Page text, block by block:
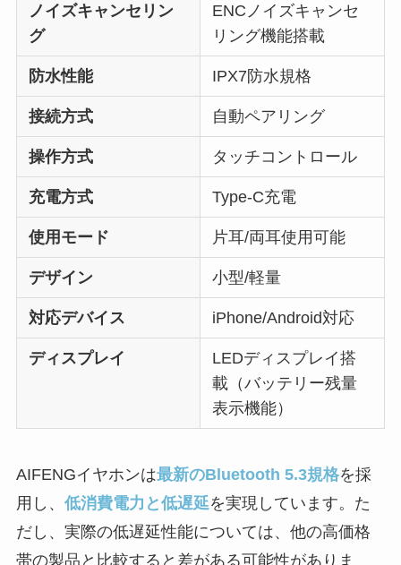
ノイズキャンセリン
グ
ENCノイズキャンセ
リング機能搭載
防水性能 IPX7防水規格
接続方式 自動ペアリング
操作方式 タッチコントロール
充電方式 Type-C充電
使用モード 片耳/両耳使用可能
デザイン 小型/軽量
対応デバイス iPhone/Android対応
ディスプレイ
LEDディスプレイ搭
載（バッテリー残量
表示機能）
AIFENGイヤホンは最新のBluetooth 5.3規格を採
用し、 低消費電力と低遅延を実現しています。た
だし、実際の低遅延性能については、他の高価格
帯の製品と比較すると差がある可能性がありま